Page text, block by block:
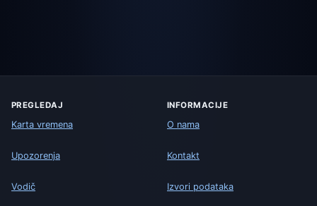
PREGLEDAJ
Karta vremena
Upozorenja
Vodič
INFORMACIJE
O nama
Kontakt
Izvori podataka